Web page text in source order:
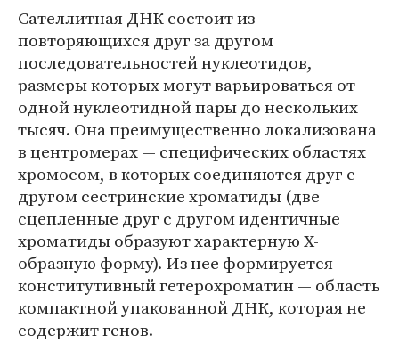
Сателлитная ДНК состоит из
повторяющихся друг за другом
последовательностей нуклеотидов,
размеры которых могут варьироваться от
одной нуклеотидной пары до нескольких
тысяч. Она преимущественно локализована
в центромерах — специфических областях
хромосом, в которых соединяются друг с
другом сестринские хроматиды (две
сцепленные друг с другом идентичные
хроматиды образуют характерную X-
образную форму). Из нее формируется
конститутивный гетерохроматин — область
компактной упакованной ДНК, которая не
содержит генов.